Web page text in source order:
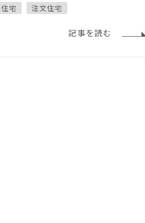
宅 注文住宅
記事を読む